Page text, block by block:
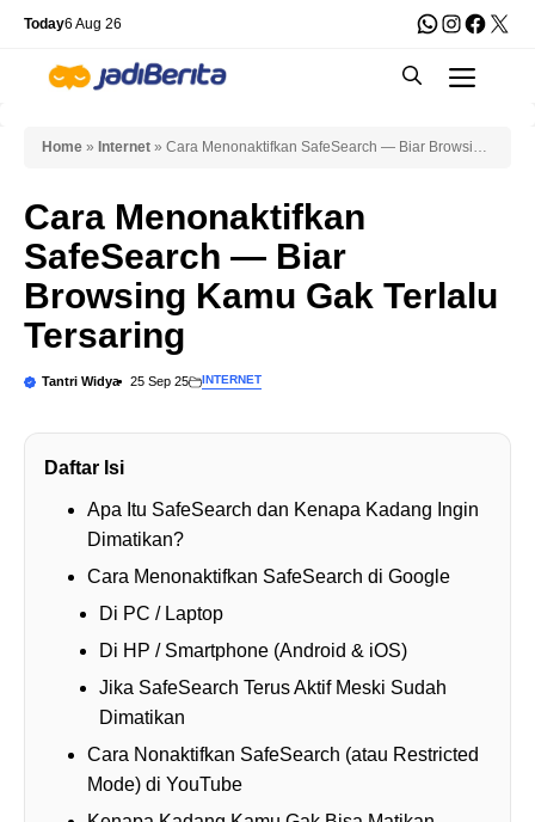
Skip
content
Today6 Aug 26 WhatsApp
X
Home » Internet » Cara Menonaktifkan SafeSearch — Biar Browsing
Cara Menonaktifkan
SafeSearch — Biar
Browsing Kamu Gak Terlalu
Tersaring
Tantri Widya 25 Sep 25 INTERNET
Daftar Isi
Apa Itu SafeSearch dan Kenapa Kadang Ingin
Dimatikan?
Cara Menonaktifkan SafeSearch di Google
Di PC / Laptop
Di HP / Smartphone (Android & iOS)
Jika SafeSearch Terus Aktif Meski Sudah
Dimatikan
Cara Nonaktifkan SafeSearch (atau Restricted
Mode) di YouTube